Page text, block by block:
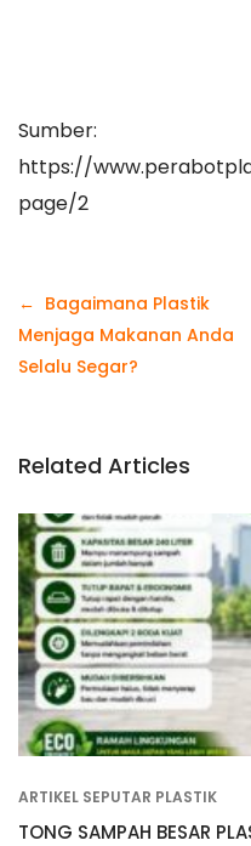
Sumber:
https://
page/2
Navigasi
pos
Bagaimana Plastik
Menjaga Makanan Anda
Selalu Segar?
Related Articles
ARTIKEL SEPUTAR PLASTIK
TONG SAMPAH BESAR